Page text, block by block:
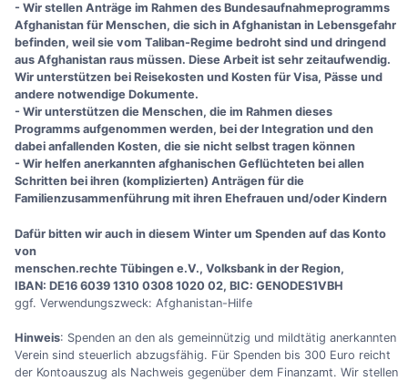
- Wir stellen Anträge im Rahmen des Bundesaufnahmeprogramms
Afghanistan für Menschen, die sich in Afghanistan in Lebensgefahr
befinden, weil sie vom Taliban-Regime bedroht sind und dringend
aus Afghanistan raus müssen. Diese Arbeit ist sehr zeitaufwendig.
Wir unterstützen bei Reisekosten und Kosten für Visa, Pässe und
andere notwendige Dokumente.
- Wir unterstützen die Menschen, die im Rahmen dieses
Programms aufgenommen werden, bei der Integration und den
dabei anfallenden Kosten, die sie nicht selbst tragen können
- Wir helfen anerkannten afghanischen Geflüchteten bei allen
Schritten bei ihren (komplizierten) Anträgen für die
Familienzusammenführung mit ihren Ehefrauen und/oder Kindern
Dafür bitten wir auch in diesem Winter um Spenden auf das Konto
von
menschen.rechte Tübingen e.V., Volksbank in der Region,
IBAN: DE16 6039 1310 0308 1020 02, BIC: GENODES1VBH
ggf. Verwendungszweck: Afghanistan-Hilfe
Hinweis: Spenden an den als gemeinnützig und mildtätig anerkannten
Verein sind steuerlich abzugsfähig. Für Spenden bis 300 Euro reicht
der Kontoauszug als Nachweis gegenüber dem Finanzamt. Wir stellen